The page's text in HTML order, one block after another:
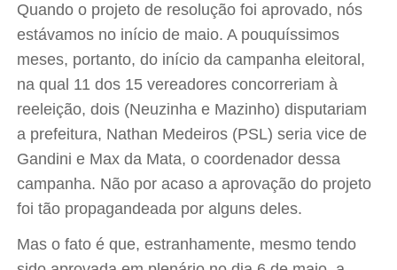
Quando o projeto de resolução foi aprovado, nós
estávamos no início de maio. A pouquíssimos
meses, portanto, do início da campanha eleitoral,
na qual 11 dos 15 vereadores concorreriam à
reeleição, dois (Neuzinha e Mazinho) disputariam
a prefeitura, Nathan Medeiros (PSL) seria vice de
Gandini e Max da Mata, o coordenador dessa
campanha. Não por acaso a aprovação do projeto
foi tão propagandeada por alguns deles.
Mas o fato é que, estranhamente, mesmo tendo